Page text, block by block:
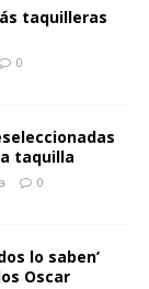
taquilleras
0
taquilla
0
lo saben’
Oscar